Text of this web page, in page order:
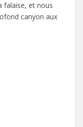
falaise, et nous
canyon aux